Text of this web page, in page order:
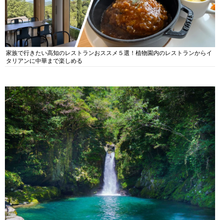
家族で行きたい高知のレストランおススメ５選！植物園内のレストランからイ
タリアンに中華まで楽しめる